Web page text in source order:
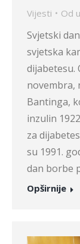
Vijesti Od
Svjetski
svjetska
dijabetesu.
novembra,
Bantinga,
inzulin
za
su 1991.
dan borbe
Opširnije